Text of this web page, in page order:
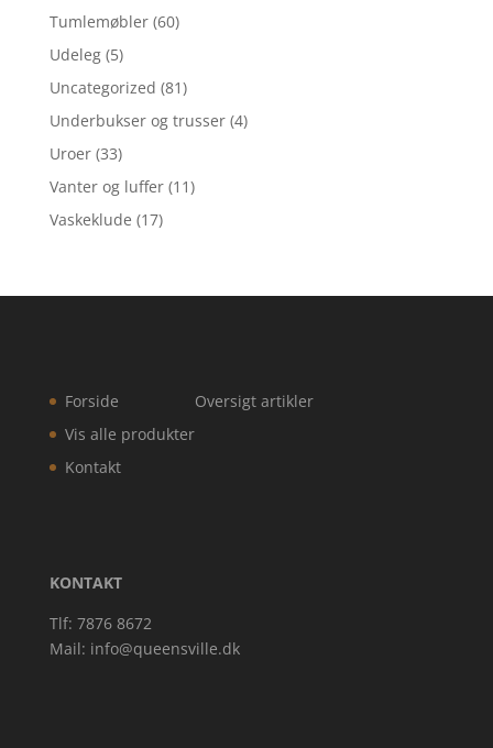
Tumlemøbler (60)
Udeleg (5)
Uncategorized (81)
Underbukser og trusser (4)
Uroer (33)
Vanter og luffer (11)
Vaskeklude (17)
Forside
Vis alle produkter
Kontakt
Oversigt artikler
KONTAKT
Tlf: 7876 8672
Mail: info@queensville.dk